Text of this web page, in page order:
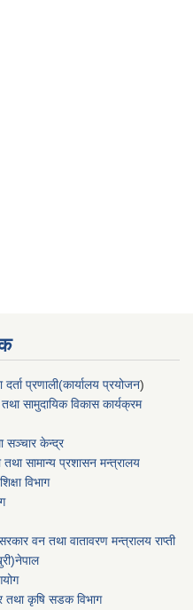
प्रणाली(कार्यालय प्रयोजन)
सामुदायिक विकास कार्यक्रम
सञ्चार केन्द्र
तथा सामान्य प्रशासन मन्त्रालय
विभाग
वन तथा वातावरण मन्त्रालय राप्ती
तथा कृषि सडक विभाग